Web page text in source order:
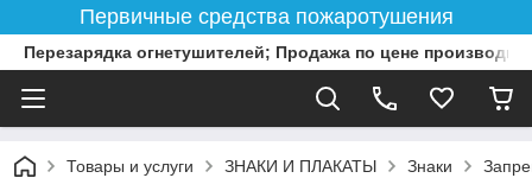
Первичные средства пожаротушения
Перезарядка огнетушителей; Продажа по цене
Товары и услуги ЗНАКИ И ПЛАКАТЫ Знаки